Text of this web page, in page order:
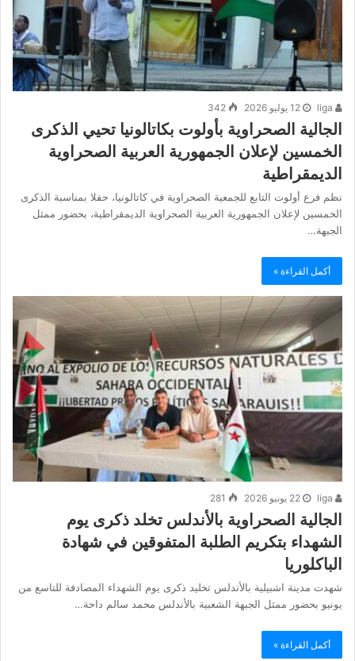
12 يوليو 2026 342
الجالية الصحراوية بأولوت بكاتالونيا تحيي الذكرى
الخمسين لإعلان الجمهورية العربية الصحراوية
الديمقراطية
نظم فرع أولوت التابع للجمعية الصحراوية في كاتالونيا، حفلا بمناسبة الذكرى
الخمسين لإعلان الجمهورية العربية الصحراوية الديمقراطية، بحضور ممثل
الجبهة…
أكمل القراءة »
22 يونيو 2026 281
الجالية الصحراوية بالأندلس تخلد ذكرى يوم
الشهداء بتكريم الطلبة المتفوقين في شهادة
الباكلوريا
شهدت مدينة اشبيلية بالأندلس تخليد ذكرى يوم الشهداء المصادفة للتاسع من
يونيو بحضور ممثل الجبهة الشعبية بالأندلس محمد سالم داحة…
أكمل القراءة »